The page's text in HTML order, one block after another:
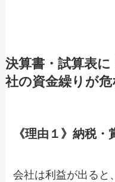
決算書・試算表
社の資金繰りが
《理由１》納税
会社は利益が出ると